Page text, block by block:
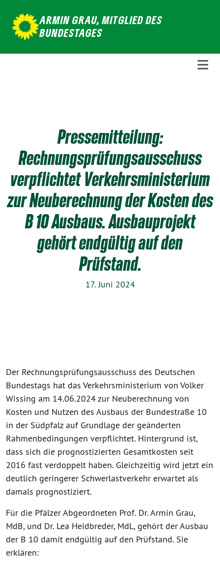
zum
Inhalt
ARMIN GRAU, MITGLIED DES
BUNDESTAGES
Pressemitteilung:
Rechnungsprüfungsausschuss
verpflichtet Verkehrsministerium
zur Neuberechnung der Kosten des
B 10 Ausbaus. Ausbauprojekt
gehört endgültig auf den
Prüfstand.
17. Juni 2024
Der Rechnungsprüfungsausschuss des Deutschen
Bundestags hat das Verkehrsministerium von Volker
Wissing am 14.06.2024 zur Neuberechnung von
Kosten und Nutzen des Ausbaus der Bundestraße 10
in der Südpfalz auf Grundlage der geänderten
Rahmenbedingungen verpflichtet. Hintergrund ist,
dass sich die prognostizierten Gesamtkosten seit
2016 fast verdoppelt haben. Gleichzeitig wird jetzt ein
deutlich geringerer Schwerlastverkehr erwartet als
damals prognostiziert.
Für die Pfälzer Abgeordneten Prof. Dr. Armin Grau,
MdB, und Dr. Lea Heidbreder, MdL, gehört der Ausbau
der B 10 damit endgültig auf den Prüfstand. Sie
erklären: